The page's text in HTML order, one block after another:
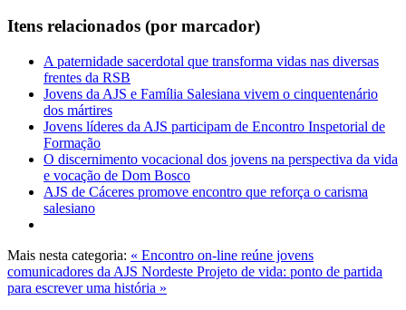
Itens relacionados (por marcador)
A paternidade sacerdotal que transforma vidas nas diversas
frentes da RSB
Jovens da AJS e Família Salesiana vivem o cinquentenário
dos mártires
Jovens líderes da AJS participam de Encontro Inspetorial de
Formação
O discernimento vocacional dos jovens na perspectiva da vida
e vocação de Dom Bosco
AJS de Cáceres promove encontro que reforça o carisma
salesiano
Mais nesta categoria: « Encontro on-line reúne jovens
comunicadores da AJS Nordeste Projeto de vida: ponto de partida
para escrever uma história »